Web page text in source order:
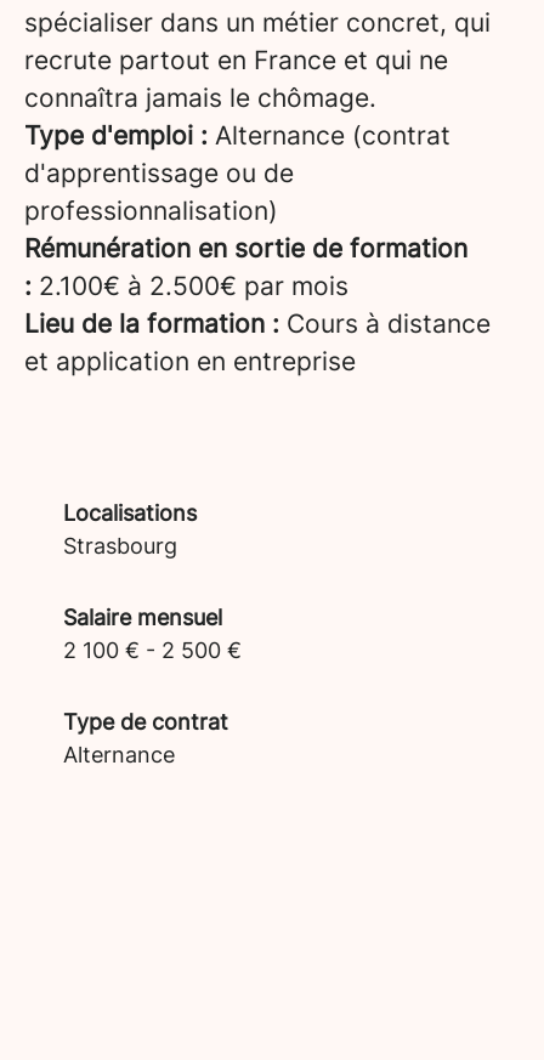
spécialiser dans un métier concret, qui
recrute partout en France et qui ne
connaîtra jamais le chômage.
Type d'emploi : Alternance (contrat
d'apprentissage ou de
professionnalisation)
Rémunération en sortie de formation
: 2.100€ à 2.500€ par mois
Lieu de la formation : Cours à distance
et application en entreprise
Localisations
Strasbourg
Salaire mensuel
2 100 € - 2 500 €
Type de contrat
Alternance